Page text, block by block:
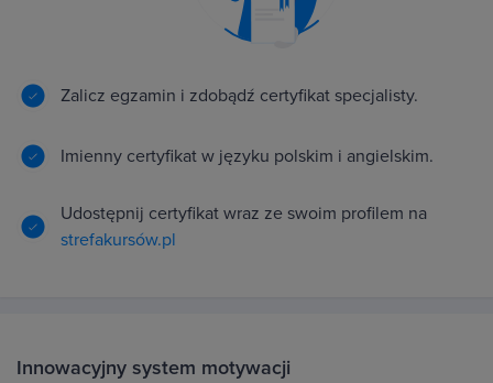
Zalicz egzamin i zdobądź certyfikat specjalisty.
Imienny certyfikat w języku polskim i angielskim.
Udostępnij certyfikat wraz ze swoim profilem na
strefakursów.pl
Innowacyjny system motywacji